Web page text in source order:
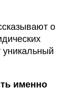
о
уникальный
именно